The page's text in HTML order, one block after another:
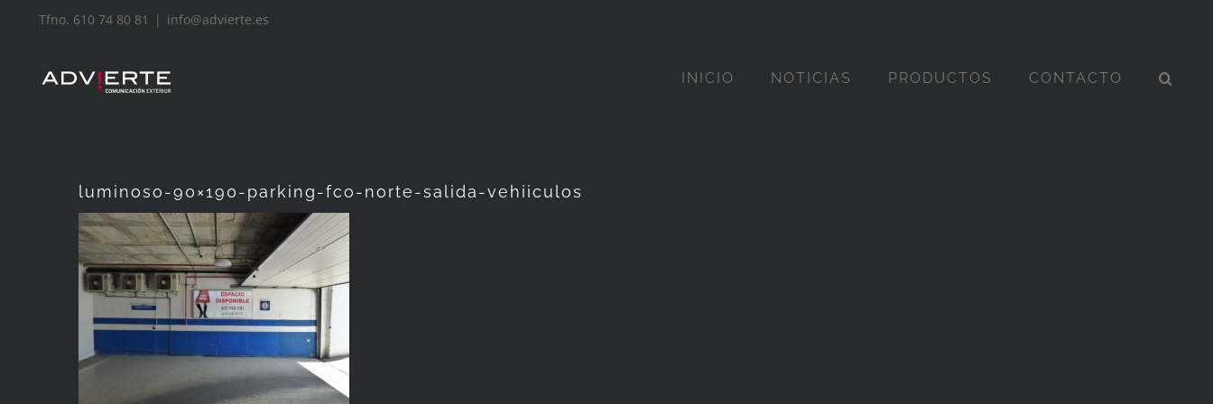
contenido
Tfno. 610 74 80 81 | info@advierte.es
INICIO NOTICIAS PRODUCTOS CONTACTO
luminoso-90×190-parking-fco-norte-salida-vehiiculos